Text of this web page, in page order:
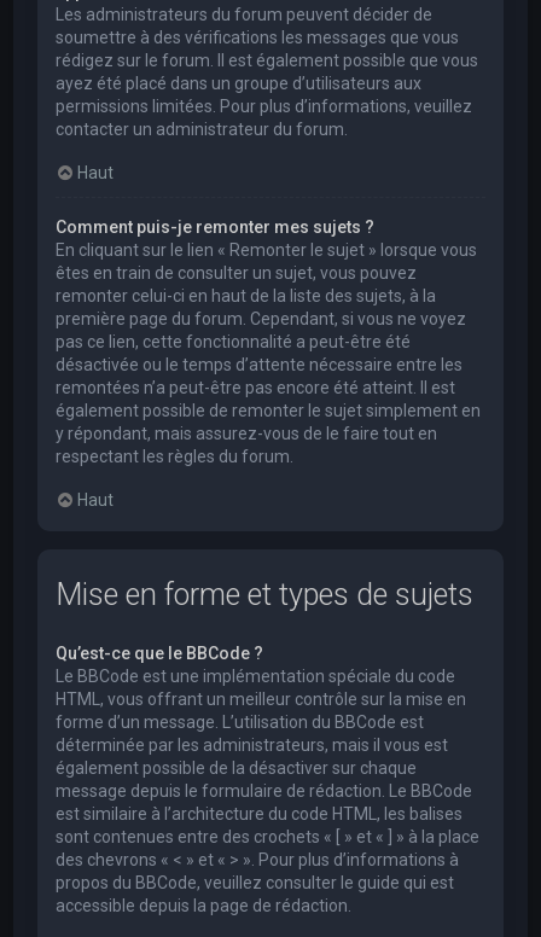
Les administrateurs du forum peuvent décider de
soumettre à des vérifications les messages que vous
rédigez sur le forum. Il est également possible que vous
ayez été placé dans un groupe d’utilisateurs aux
permissions limitées. Pour plus d’informations, veuillez
contacter un administrateur du forum.
Haut
Comment puis-je remonter mes sujets ?
En cliquant sur le lien « Remonter le sujet » lorsque vous
êtes en train de consulter un sujet, vous pouvez
remonter celui-ci en haut de la liste des sujets, à la
première page du forum. Cependant, si vous ne voyez
pas ce lien, cette fonctionnalité a peut-être été
désactivée ou le temps d’attente nécessaire entre les
remontées n’a peut-être pas encore été atteint. Il est
également possible de remonter le sujet simplement en
y répondant, mais assurez-vous de le faire tout en
respectant les règles du forum.
Haut
Mise en forme et types de sujets
Qu’est-ce que le BBCode ?
Le BBCode est une implémentation spéciale du code
HTML, vous offrant un meilleur contrôle sur la mise en
forme d’un message. L’utilisation du BBCode est
déterminée par les administrateurs, mais il vous est
également possible de la désactiver sur chaque
message depuis le formulaire de rédaction. Le BBCode
est similaire à l’architecture du code HTML, les balises
sont contenues entre des crochets « [ » et « ] » à la place
des chevrons « < » et « > ». Pour plus d’informations à
propos du BBCode, veuillez consulter le guide qui est
accessible depuis la page de rédaction.